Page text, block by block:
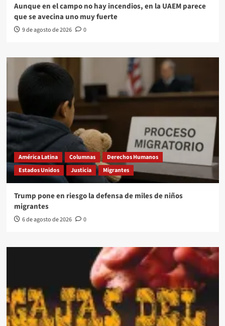
Aunque en el campo no hay incendios, en la UAEM parece
que se avecina uno muy fuerte
9 de agosto de 2026 0
América Latina Columnas
Derechos Humanos
Estados Unidos
Justicia Migrantes
Trump pone en riesgo la defensa de miles de niños
migrantes
6 de agosto de 2026 0